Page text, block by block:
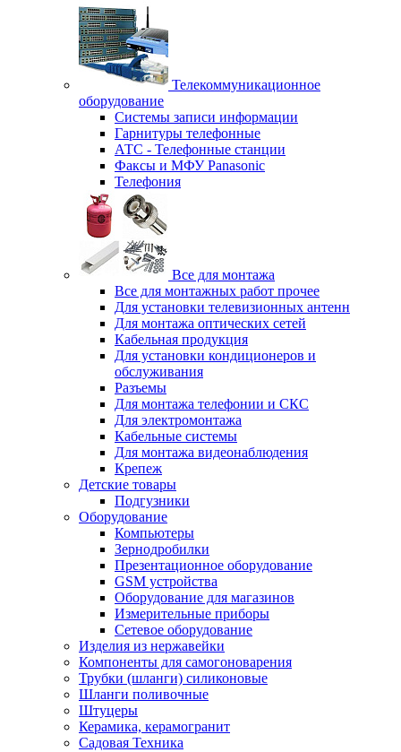
Телекоммуникационное
оборудование
Системы записи информации
Гарнитуры телефонные
АТС - Телефонные станции
Факсы и МФУ Panasonic
Телефония
Все для монтажа
Все для монтажных работ прочее
Для установки телевизионных антенн
Для монтажа оптических сетей
Кабельная продукция
Для установки кондиционеров и
обслуживания
Разъемы
Для монтажа телефонии и СКС
Для электромонтажа
Кабельные системы
Для монтажа видеонаблюдения
Крепеж
Детские товары
Подгузники
Оборудование
Компьютеры
Зернодробилки
Презентационное оборудование
GSM устройства
Оборудование для магазинов
Измерительные приборы
Сетевое оборудование
Изделия из нержавейки
Компоненты для самогоноварения
Трубки (шланги) силиконовые
Шланги поливочные
Штуцеры
Керамика, керамогранит
Садовая Техника